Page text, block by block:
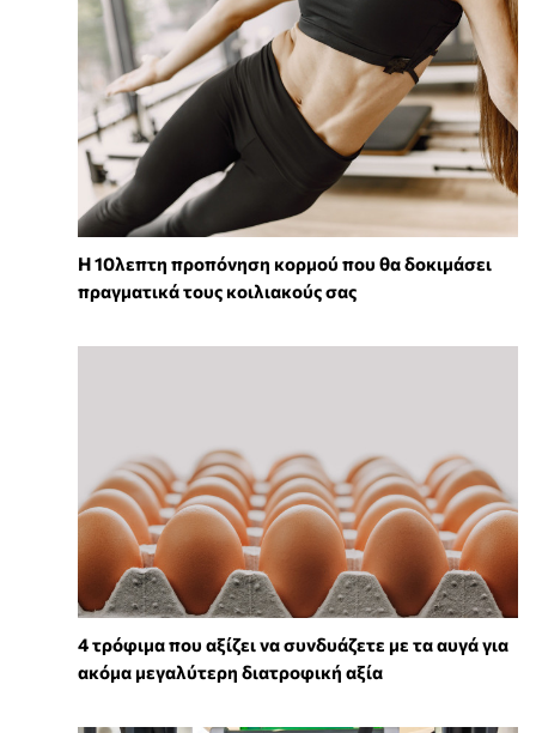
Η 10λεπτη προπόνηση κορμού που θα δοκιμάσει
πραγματικά τους κοιλιακούς σας
4 τρόφιμα που αξίζει να συνδυάζετε με τα αυγά για
ακόμα μεγαλύτερη διατροφική αξία